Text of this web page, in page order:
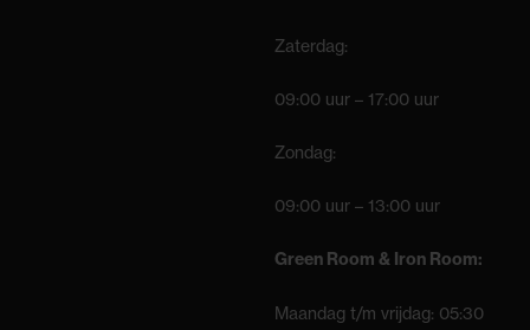
Zaterdag:
09:00 uur – 17:00 uur
Zondag:
09:00 uur – 13:00 uur
Green Room & Iron Room:
Maandag t/m vrijdag: 05:30